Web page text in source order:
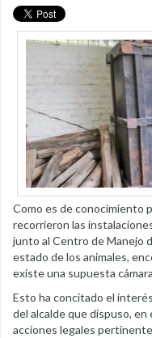
Como es de conocimiento
recorrieron las
junto al Centro de Manejo
estado de los animales,
existe una supuesta
Esto ha concitado el
del alcalde que dispuso, en
acciones legales